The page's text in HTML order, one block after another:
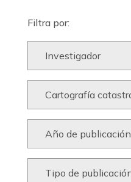
Filtra por: